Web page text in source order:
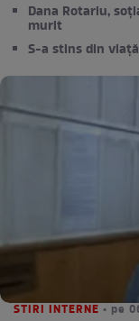
Dana Rotariu,
murit
S-a stins din
STIRI INTERNE • pe